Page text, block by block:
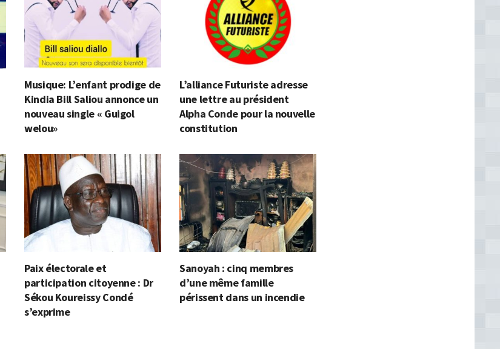
Musique: L’enfant prodige de
Kindia Bill Saliou annonce un
nouveau single « Guigol
welou»
L’alliance Futuriste adresse
une lettre au président
Alpha Conde pour la nouvelle
constitution
Paix électorale et
participation citoyenne : Dr
Sékou Koureissy Condé
s’exprime
Sanoyah : cinq membres
d’une même famille
périssent dans un incendie